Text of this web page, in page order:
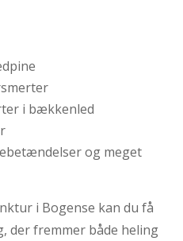
i bækkenled
og meget
i Bogense kan du få
der fremmer både heling